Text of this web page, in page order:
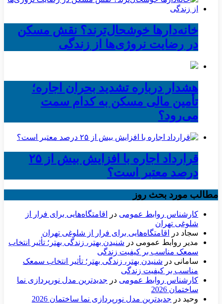
خانه‌دارها خوشحال‌ترند؟ نقش مسکن
در رضایت نروژی‌ها از زندگی
هشدار درباره تشدید بحران اجاره؛
تأمین مالی مسکن به کدام سمت
می‌رود؟
قرارداد اجاره با افزایش بیش از ۲۵
درصد معتبر است؟
مطالب مورد بحث روز
کارشناس روابط عمومی در
اقامتگاه‌هایی برای فرار از
شلوغی تهران
سجاد در
اقامتگاه‌هایی برای فرار از شلوغی تهران
مدیر روابط عمومی در شنیدن بهتر، زندگی بهتر؛ تأثیر انتخاب
سمعک مناسب بر کیفیت زندگی
سامانی در شنیدن بهتر، زندگی بهتر؛ تأثیر انتخاب سمعک
مناسب بر کیفیت زندگی
کارشناس روابط عمومی در جدیدترین مدل نورپردازی نما
ساختمان 2026
وحید در جدیدترین مدل نورپردازی نما ساختمان 2026